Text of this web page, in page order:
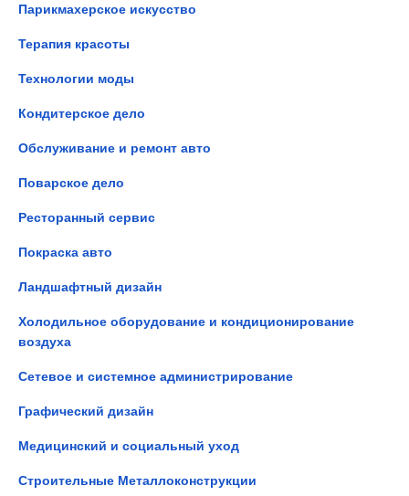
Парикмахерское искусство
Терапия красоты
Технологии моды
Кондитерское дело
Обслуживание и ремонт авто
Поварское дело
Ресторанный сервис
Покраска авто
Ландшафтный дизайн
Холодильное оборудование и кондиционирование
воздуха
Сетевое и системное администрирование
Графический дизайн
Медицинский и социальный уход
Строительные Металлоконструкции